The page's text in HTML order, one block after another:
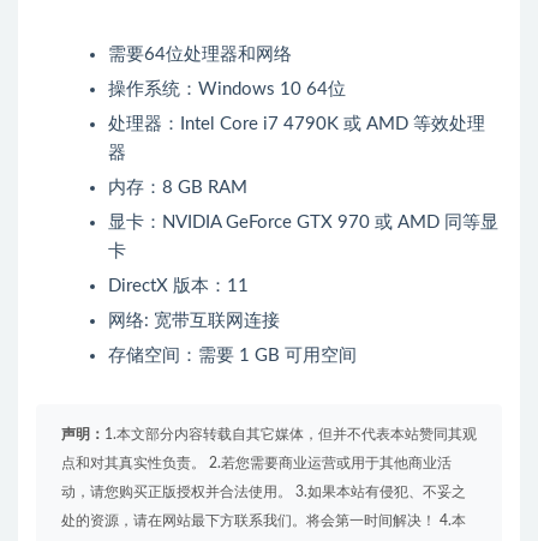
需要64位处理器和网络
操作系统：Windows 10 64位
处理器：Intel Core i7 4790K 或 AMD 等效处理
器
内存：8 GB RAM
显卡：NVIDIA GeForce GTX 970 或 AMD 同等显
卡
DirectX 版本：11
网络: 宽带互联网连接
存储空间：需要 1 GB 可用空间
声明： 1.本文部分内容转载自其它媒体，但并不代表本站赞同其观
点和对其真实性负责。 2.若您需要商业运营或用于其他商业活
动，请您购买正版授权并合法使用。 3.如果本站有侵犯、不妥之
处的资源，请在网站最下方联系我们。将会第一时间解决！ 4.本